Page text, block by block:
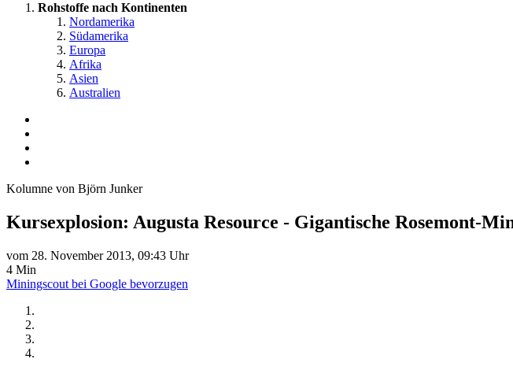
Rohstoffe nach Kontinenten
Nordamerika
Südamerika
Europa
Afrika
Asien
Australien
Kolumne von Björn Junker
Kursexplosion: Augusta Resource - Gigantische Rosemont-
vom 28. November 2013, 09:43 Uhr
4 Min
Miningscout bei Google bevorzugen